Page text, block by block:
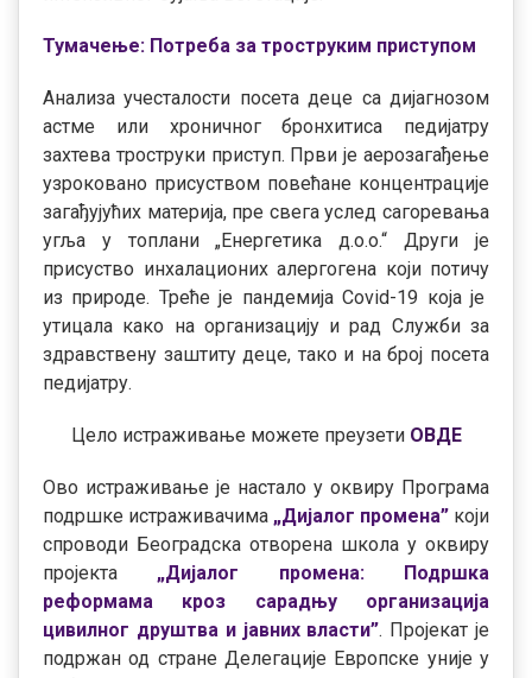
Тумачење: Потреба за троструким приступом
Анализа учесталости посета деце са дијагнозом
астме или хроничног бронхитиса педијатру
захтева троструки приступ. Први је аерозагађење
узроковано присуством повећане концентрације
загађујућих материја, пре свега услед сагоревања
угља у топлани „Енергетика д.о.о.“ Други је
присуство инхалационих алергогена који потичу
из природе. Треће је пандемија Covid-19 која је
утицала како на организацију и рад Служби за
здравствену заштиту деце, тако и на број посета
педијатру.
Цело истраживање можете преузети ОВДЕ
Ово истраживање је настало у оквиру Програма
подршке истраживачима „Дијалог промена” који
спроводи Београдска отворена школа у оквиру
пројекта „Дијалог промена: Подршка
реформама кроз сарадњу организација
цивилног друштва и јавних власти”. Пројекат је
подржан од стране Делегације Европске уније у